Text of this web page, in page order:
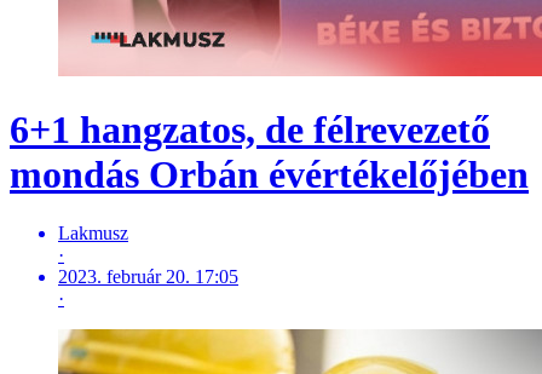
6+1 hangzatos, de félrevezető
mondás Orbán évértékelőjében
Lakmusz
·
2023. február 20. 17:05
·